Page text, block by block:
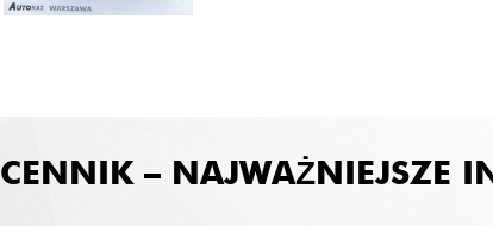
CENNIK – NAJWAŻNIEJSZE